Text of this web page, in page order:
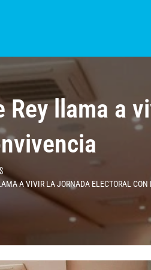
NOTICIAS
Rey llama a
A VIVIR LA JORNADA ELECTORAL